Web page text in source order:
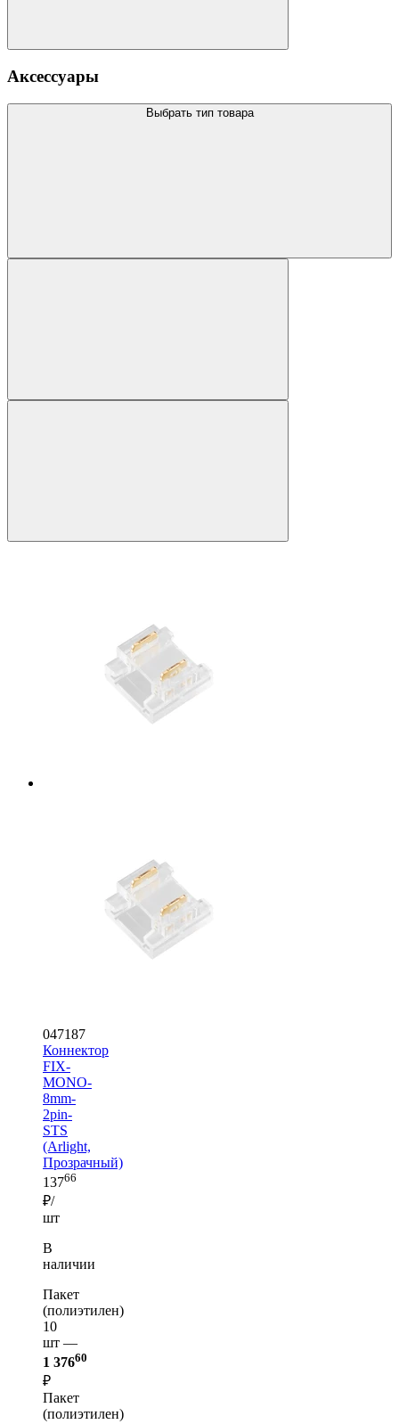
Аксессуары
Выбрать тип товара
047187
Коннектор
FIX-
MONO-
8mm-
2pin-
STS
(Arlight,
Прозрачный)
13766
₽/
шт
В
наличии
Пакет
(полиэтилен)
10
шт —
1 37660
₽
Пакет
(полиэтилен)